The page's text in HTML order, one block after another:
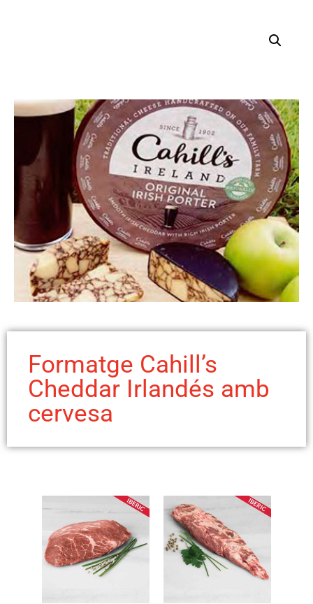
Formatge Cahill’s
Cheddar Irlandés amb
cervesa